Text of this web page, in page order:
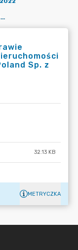
OR.0050.1626.2022_SM W SPRAWIE ZAWARCIA UMOWY NA ZAJĘCIE NIERUCHOMOŚCI POMIĘDZY GMINĄ ŻORY A MAX POLAND SP. Z O.O.
Sp. z
32.13 KB
METRYCZKA